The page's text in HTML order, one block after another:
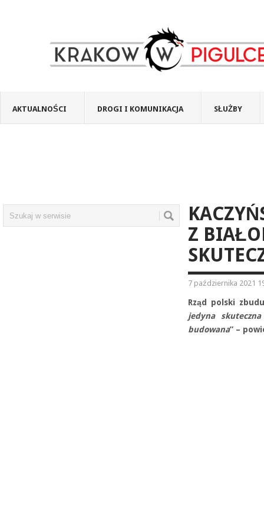
AKTUALNOŚCI DROGI I KOMUNIKACJA SŁUŻBY
Z
7 października 2021
Rząd polski
jedyna
budowana” –